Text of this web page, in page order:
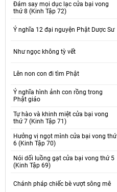
Đám say mọi dục lạc cửa bại vong
thứ 8 (Kinh Tập 72)
Ý nghĩa 12 đại nguyện Phật Dược Sư
Như ngọc không tỳ vết
Lên non con đi tìm Phật
Ý nghĩa hình ảnh con rồng trong
Phật giáo
Tự hào và khinh miệt cửa bại vong
thứ 7 (Kinh Tập 71)
Hưởng vị ngọt mình cửa bại vong thứ
6 (Kinh Tập 70)
Nói dối luồng gạt cửa bại vong thứ 5
(Kinh Tập 69)
Chánh pháp chiếc bè vượt sông mê